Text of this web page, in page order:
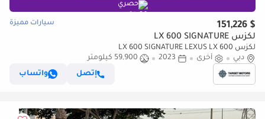
حصري
$ 151,226 سيارات مميزة
لكزس LX 600 SIGNATURE
لكزس LX 600 SIGNATURE LEXUS LX 600
دبي
أخرى 2023
59,900 كيلومتر
إتصل
واتساب